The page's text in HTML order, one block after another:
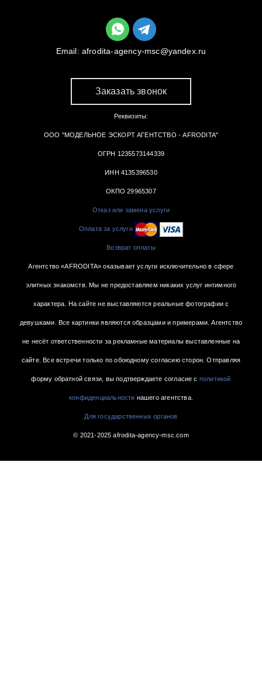
Email: afrodita-agency-msc@yandex.ru
Заказать звонок
Реквизиты:
ООО "МОДЕЛЬНОЕ ЭСКОРТ АГЕНТСТВО - AFRODITA"
ОГРН 1235573144339
ИНН 4135396530
ОКПО 29965307
Отказ или замена услуги
Оплата за услуги
Возврат оплаты
Агентство «AFRODITA» оказывает услуги исключительно в сфере
элитных знакомств. Мы не предоставляем никаких услуг интимного
характера. На сайте не выставляются реальные фотографии с
девушками. Все картинки являются образцами и примерами. Агентство
не несёт ответственности за рекламные материалы выставленные на
сайте. Все встречи только по обоюдному согласию сторон. Отправляя
форму обратной связи, вы подтверждаете согласие с политикой
конфиденциальности нашего агентства.
Для государственных органов
© 2021-2025 afrodita-agency-msc.com